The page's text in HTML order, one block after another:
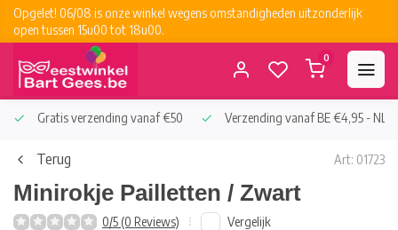
Opgelet! 06/08 is onze winkel wegens omstandigheden uitzonderlijk
open tussen 15u00 tot 18u00.
0
Gratis verzending vanaf €50 Verzending vanaf BE €4,95 - NL
Terug Art: 01723
Minirokje Pailletten / Zwart
0/5 (0 Reviews) Vergelijk